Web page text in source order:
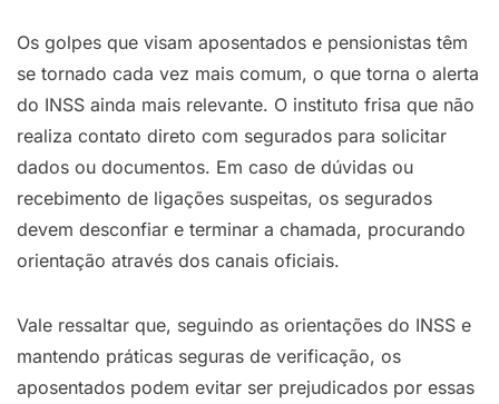
Os golpes que visam aposentados e pensionistas têm
se tornado cada vez mais comum, o que torna o alerta
do INSS ainda mais relevante. O instituto frisa que não
realiza contato direto com segurados para solicitar
dados ou documentos. Em caso de dúvidas ou
recebimento de ligações suspeitas, os segurados
devem desconfiar e terminar a chamada, procurando
orientação através dos canais oficiais.
Vale ressaltar que, seguindo as orientações do INSS e
mantendo práticas seguras de verificação, os
aposentados podem evitar ser prejudicados por essas